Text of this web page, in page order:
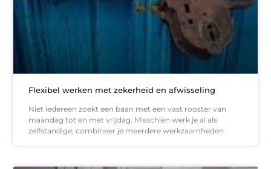
Flexibel werken met zekerheid en afwisseling
Niet iedereen zoekt een baan met een vast rooster van
maandag tot en met vrijdag. Misschien werk je al als
zelfstandige, combineer je meerdere werkzaamheden